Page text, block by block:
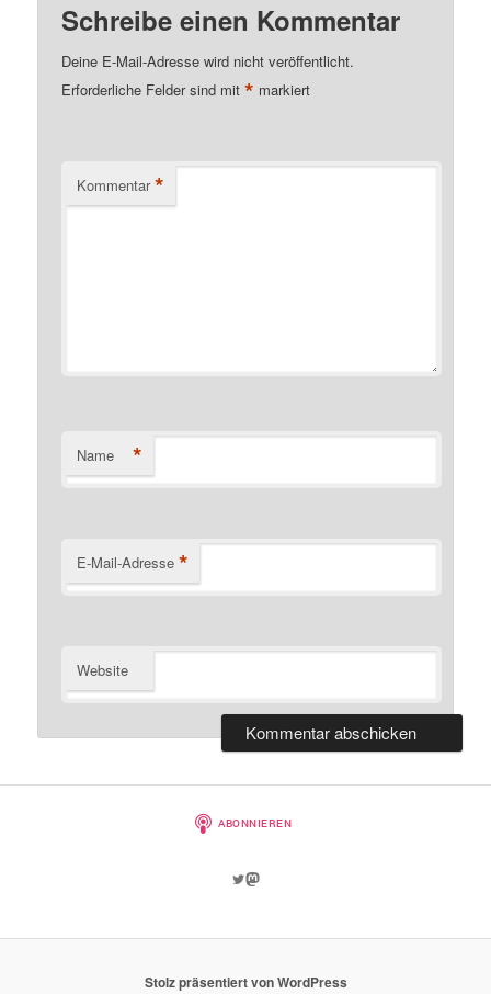
Schreibe einen Kommentar
Deine E-Mail-Adresse wird nicht veröffentlicht.
Erforderliche Felder sind mit* markiert
Kommentar *
Name *
E-Mail-Adresse *
Website
Twitter
Mastodon
Stolz präsentiert von WordPress